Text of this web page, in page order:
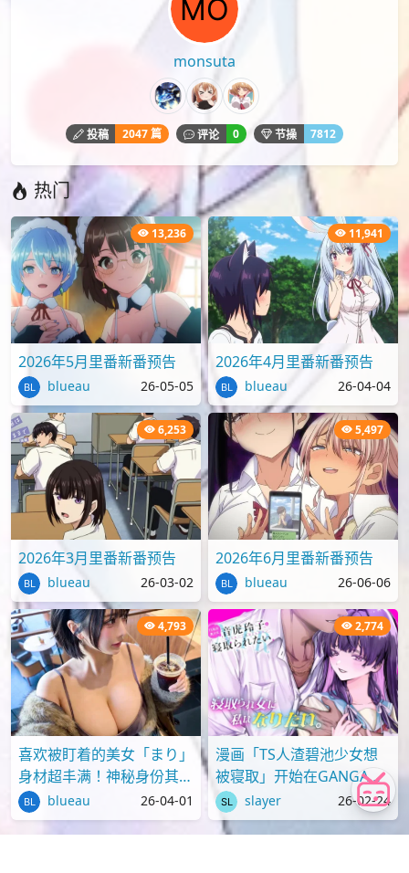
monsuta
投稿 2047 篇 评论 0 节操 7812
热门
13,236
2026年5月里番新番预告
blueau 26-05-05
11,941
2026年4月里番新番预告
blueau 26-04-04
6,253
2026年3月里番新番预告
blueau 26-03-02
5,497
2026年6月里番新番预告
blueau 26-06-06
4,793
喜欢被盯着的美女「まり」
身材超丰满！神秘身份其实
才刚满18岁？
blueau 26-04-01
2,774
漫画「TS人渣碧池少女想
被寝取」开始在GANGAN
ONLINE上连载
slayer 26-02-24